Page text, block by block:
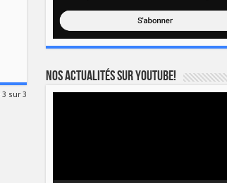
3 sur 3
Nos actualités sur YOUTUBE!